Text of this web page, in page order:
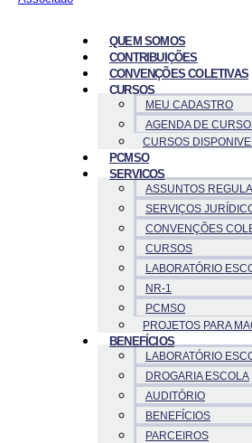
QUEM SOMOS
CONTRIBUIÇÕES
CONVENÇÕES COLETIVAS
CURSOS
MEU CADASTRO
AGENDA DE
CURSOS
PCMSO
SERVICOS
ASSUNTOS
SERVIÇOS
CONVENÇÕES
CURSOS
LABORATÓRIO
NR-1
PCMSO
PROJETOS PARA
BENEFÍCIOS
LABORATÓRIO
DROGARIA ESCOLA
AUDITÓRIO
BENEFÍCIOS
PARCEIROS